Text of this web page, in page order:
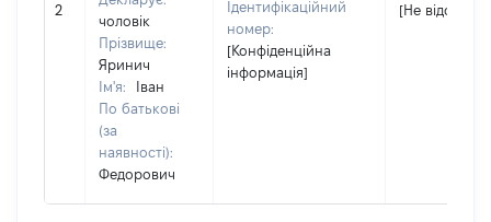
2
чоловік
Прізвище:
Яринич
Ім'я:
Іван
По батькові
(за
наявності):
Федорович
Ідентифікаційний
номер:
[Конфіденційна
інформація]
[Не відомо]